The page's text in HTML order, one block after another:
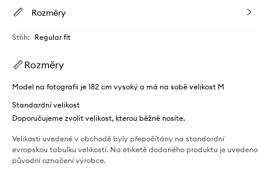
Rozměry
Střih: Regular fit
Rozměry
Model na fotografii je 182 cm vysoký a má na sobě velikost M
Standardní velikost
Doporučujeme zvolit velikost, kterou běžně nosíte.
Velikosti uvedené v obchodě byly přepočítány na standardní
evropskou tabulku velikostí. Na etiketě dodaného produktu je uvedeno
původní označení výrobce.